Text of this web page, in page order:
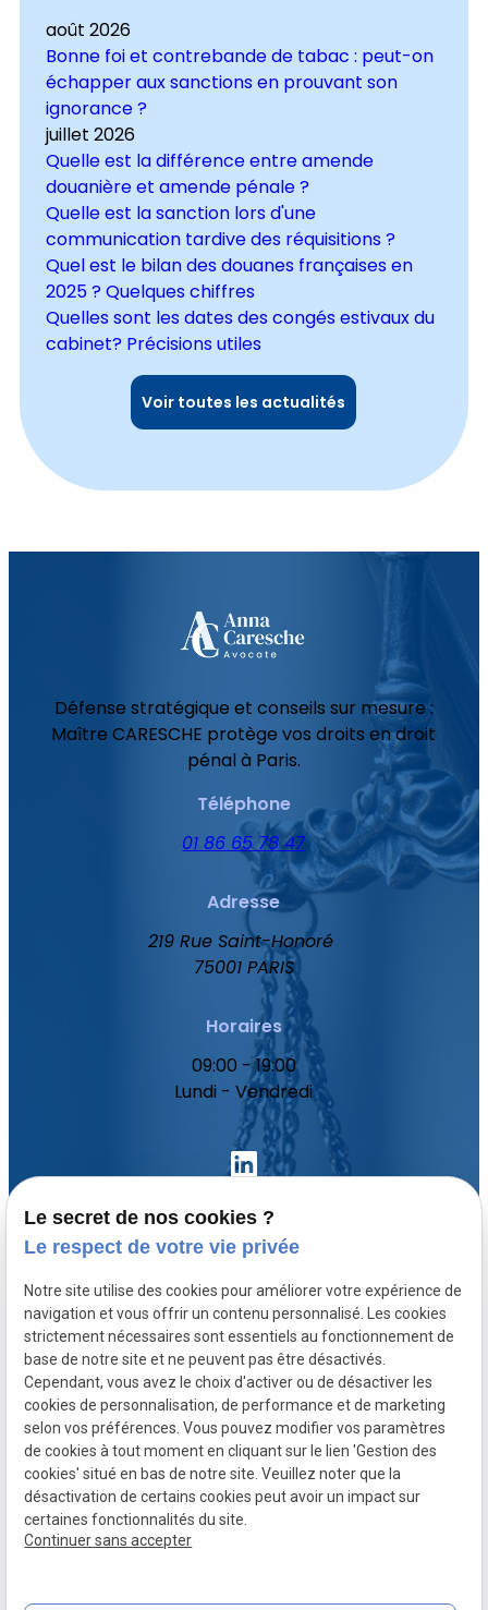
août 2026
Bonne foi et contrebande de tabac : peut-on
échapper aux sanctions en prouvant son
ignorance ?
juillet 2026
Quelle est la différence entre amende
douanière et amende pénale ?
Quelle est la sanction lors d'une
communication tardive des réquisitions ?
Quel est le bilan des douanes françaises en
2025 ? Quelques chiffres
Quelles sont les dates des congés estivaux du
cabinet? Précisions utiles
Voir toutes les actualités
Défense stratégique et conseils sur mesure :
Maître CARESCHE protège vos droits en droit
pénal à Paris.
Téléphone
01 86 65 78 47
Adresse
219 Rue Saint-Honoré
75001 PARIS
Horaires
09:00 - 19:00
Lundi - Vendredi
Votre avocat
Domaines de compétence
Actualités
Contact
SIRET :
80771512300020
Mentions légales
Politique de
confidentialité
Plan du site
Le secret de nos cookies ?
Le respect de votre vie privée
Notre site utilise des cookies pour améliorer votre expérience de
navigation et vous offrir un contenu personnalisé. Les cookies
strictement nécessaires sont essentiels au fonctionnement de
base de notre site et ne peuvent pas être désactivés.
Cependant, vous avez le choix d'activer ou de désactiver les
cookies de personnalisation, de performance et de marketing
selon vos préférences. Vous pouvez modifier vos paramètres
de cookies à tout moment en cliquant sur le lien 'Gestion des
cookies' situé en bas de notre site. Veuillez noter que la
désactivation de certains cookies peut avoir un impact sur
certaines fonctionnalités du site.
Continuer sans accepter